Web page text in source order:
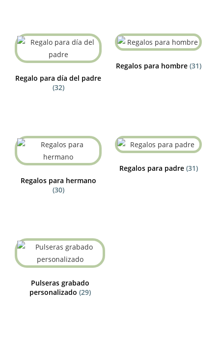
Regalo para día del padre
(32)
Regalos para hombre (31)
Regalos para hermano
(30)
Regalos para padre (31)
Pulseras grabado
personalizado (29)